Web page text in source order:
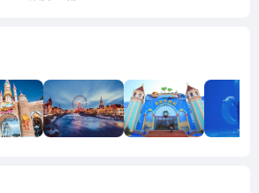
高原物种鳇鱼展示的海洋馆，让青海
在青藏高原看到海豚不再是梦想；民族
唯一融合了“一带一路”沿线国家元素规
有西北地区唯一的海洋度假主题酒店